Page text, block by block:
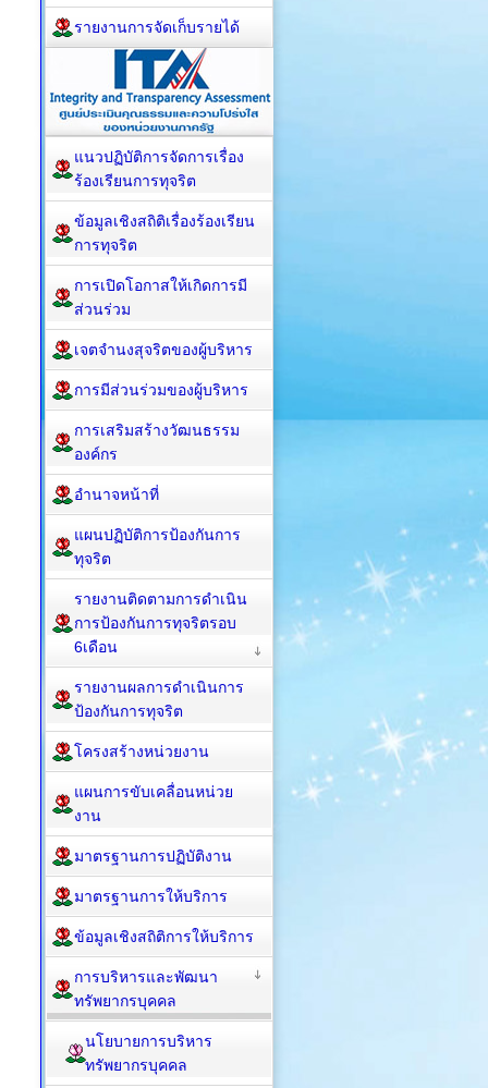
รายงานการจัดเก็บรายได้
แนวปฏิบัติการจัดการเรื่อง
ร้องเรียนการทุจริต
ข้อมูลเชิงสถิติเรื่องร้องเรียน
การทุจริต
การเปิดโอกาสให้เกิดการมี
ส่วนร่วม
เจตจำนงสุจริตของผู้บริหาร
การมีส่วนร่วมของผู้บริหาร
การเสริมสร้างวัฒนธรรม
องค์กร
อำนาจหน้าที่
แผนปฏิบัติการป้องกันการ
ทุจริต
รายงานติดตามการดำเนิน
การป้องกันการทุจริตรอบ
6เดือน
รายงานผลการดำเนินการ
ป้องกันการทุจริต
โครงสร้างหน่วยงาน
แผนการขับเคลื่อนหน่วย
งาน
มาตรฐานการปฏิบัติงาน
มาตรฐานการให้บริการ
ข้อมูลเชิงสถิติการให้บริการ
การบริหารและพัฒนา
ทรัพยากรบุคคล
นโยบายการบริหาร
ทรัพยากรบุคคล